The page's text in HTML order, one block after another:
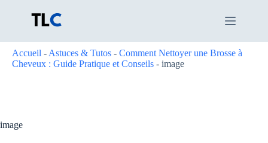
Accueil - Astuces & Tutos - Comment Nettoyer une Brosse à
Cheveux : Guide Pratique et Conseils - image
image